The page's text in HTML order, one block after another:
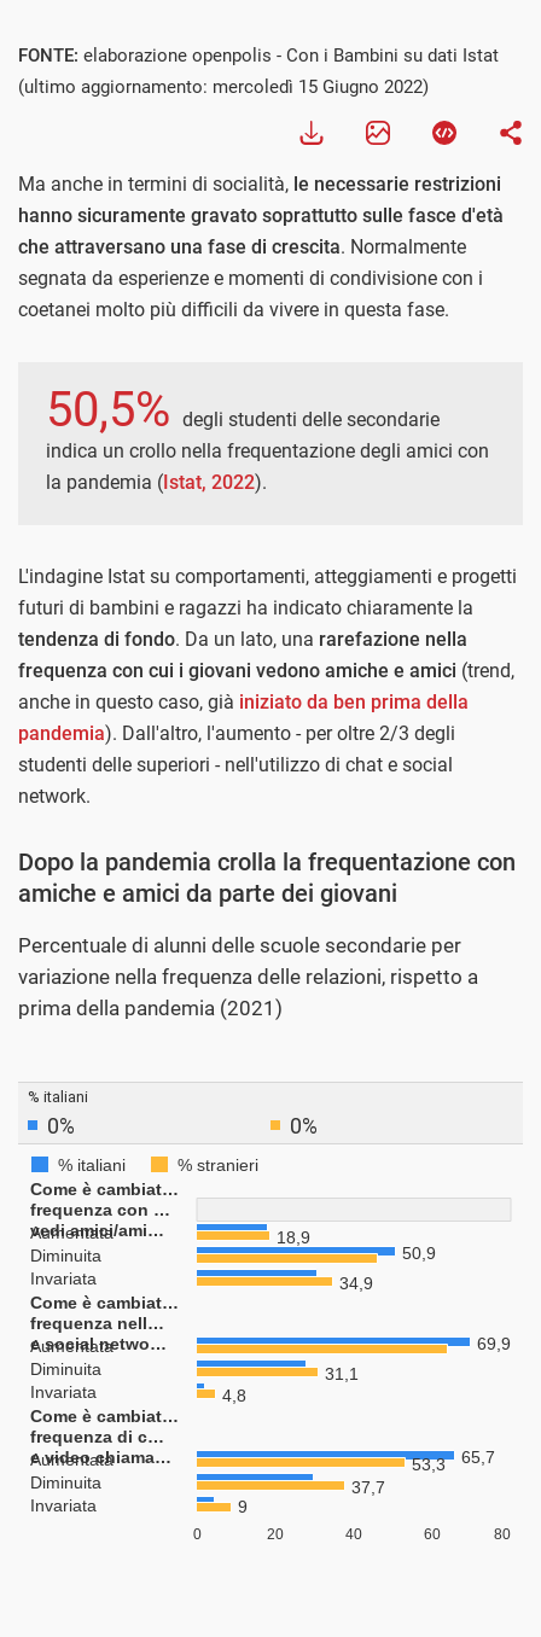
FONTE: elaborazione openpolis - Con i Bambini su dati Istat
(ultimo aggiornamento: mercoledì 15 Giugno 2022)
Ma anche in termini di socialità, le necessarie restrizioni
hanno sicuramente gravato soprattutto sulle fasce d'età
che attraversano una fase di crescita. Normalmente
segnata da esperienze e momenti di condivisione con i
coetanei molto più difficili da vivere in questa fase.
50,5% degli studenti delle secondarie
indica un crollo nella frequentazione degli amici con
la pandemia (Istat, 2022).
L'indagine Istat su comportamenti, atteggiamenti e progetti
futuri di bambini e ragazzi ha indicato chiaramente la
tendenza di fondo. Da un lato, una rarefazione nella
frequenza con cui i giovani vedono amiche e amici (trend,
anche in questo caso, già iniziato da ben prima della
pandemia). Dall'altro, l'aumento - per oltre 2/3 degli
studenti delle superiori - nell'utilizzo di chat e social
network.
Dopo la pandemia crolla la frequentazione con
amiche e amici da parte dei giovani
Percentuale di alunni delle scuole secondarie per
variazione nella frequenza delle relazioni, rispetto a
prima della pandemia (2021)